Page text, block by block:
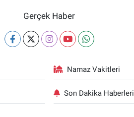
Gerçek Haber
Namaz Vakitleri
Son Dakika Haberleri